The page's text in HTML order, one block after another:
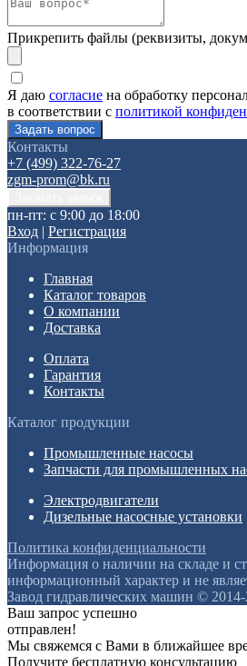
Прикрепить файлы (реквизиты,
Я даю согласие на обработку
в соответствии с политикой
Контакты
+7 (499) 322-76-27
zgm-prom@bk.ru
пн-пт: с 9:00 до 18:00
Вход | Регистрация
Информация
Главная
Каталог товаров
О компании
Доставка
Оплата
Гарантия
Контакты
Каталог продукции
Промышленные насосы
Запчасти для промышленных
Электродвигатели
Дизельные насосные установки
Политика конфиденциальности
Информация о наличии на складе и
информационный характер и не
Завод гидравлических машин ©
Ваш запрос успешно
отправлен!
Мы свяжемся с Вами в ближайшее
Получите бесплатную консультацию